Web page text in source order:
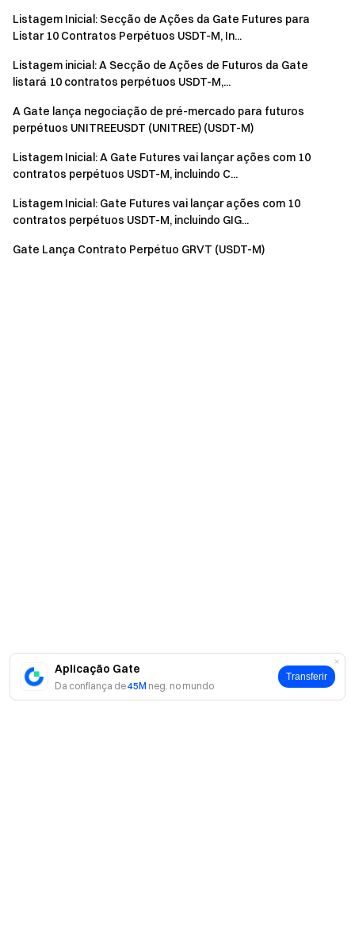
Aplicação Gate
Da confiança de45M neg. no mundo
Transferir
Visite o site oficial da Gate
Transfira a App | Versão Desktop da Gate
Siga-nos no X (Twitter)para mais bónus
Participe na nossa comunidade no Telegram
Interaja com a nossa comunidade globalpara obter os
Transparência e Segurança
Verifique a nossa Prova de Reserva de 100%
Listagem Inicial: Secção de Ações da Gate Futures para
Listar 10 Contratos Perpétuos USDT-M, In...
Listagem inicial: A Secção de Ações de Futuros da Gate
listará 10 contratos perpétuos USDT-M,...
A Gate lança negociação de pré-mercado para futuros
perpétuos UNITREEUSDT (UNITREE) (USDT-M)
Listagem Inicial: A Gate Futures vai lançar ações com 10
contratos perpétuos USDT-M, incluindo C...
Listagem Inicial: Gate Futures vai lançar ações com 10
contratos perpétuos USDT-M, incluindo GIG...
Gate Lança Contrato Perpétuo GRVT (USDT-M)